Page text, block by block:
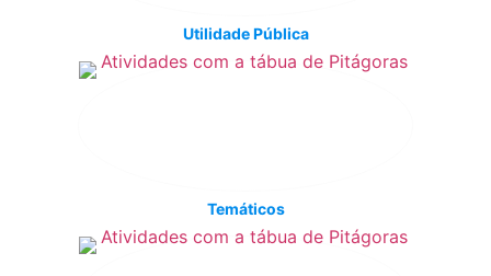
Utilidade Pública
Temáticos